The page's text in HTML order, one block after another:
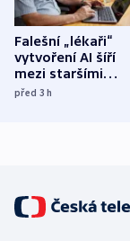
Falešní „lékaři“
vytvoření AI šíří
mezi staršími
Poláky
před 3h